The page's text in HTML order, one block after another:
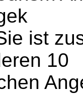
ist
10